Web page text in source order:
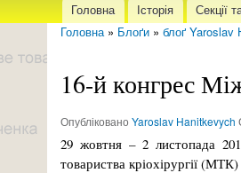
Головне меню
Головна Історія Секції
Головна» Блоґи » блоґ Yaroslav
16-й конгрес
Опубліковано Yaroslav Hanitkevych
29 жовтня – 2 листопада
товариства кріохірургії